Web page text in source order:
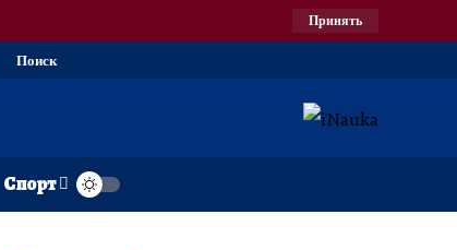
Принять
Поиск
Спорт